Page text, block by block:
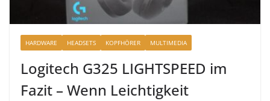
HARDWARE HEADSETS KOPFHÖRER MULTIMEDIA
Logitech G325 LIGHTSPEED im
Fazit – Wenn Leichtigkeit